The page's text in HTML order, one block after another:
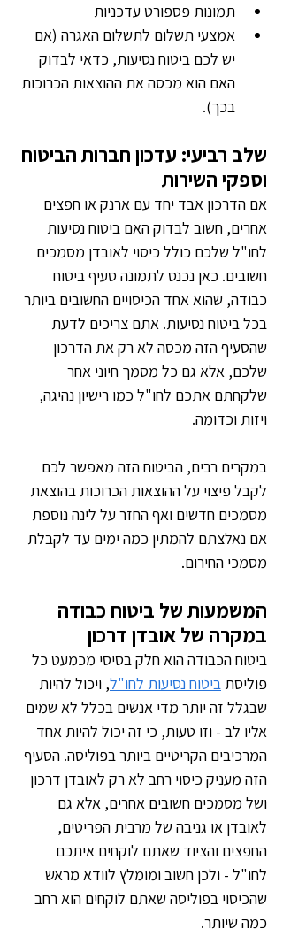
תמונות פספורט עדכניות
אמצעי תשלום לתשלום האגרה (אם
יש לכם ביטוח נסיעות, כדאי לבדוק
האם הוא מכסה את ההוצאות הכרוכות
בכך).
שלב רביעי: עדכון חברות הביטוח
וספקי השירות
אם הדרכון אבד יחד עם ארנק או חפצים
אחרים, חשוב לבדוק האם ביטוח נסיעות
לחו"ל שלכם כולל כיסוי לאובדן מסמכים
חשובים. כאן נכנס לתמונה סעיף ביטוח
כבודה, שהוא אחד הכיסויים החשובים ביותר
בכל ביטוח נסיעות. אתם צריכים לדעת
שהסעיף הזה מכסה לא רק את הדרכון
שלכם, אלא גם כל מסמך חיוני אחר
שלקחתם אתכם לחו"ל כמו רישיון נהיגה,
ויזות וכדומה.
במקרים רבים, הביטוח הזה מאפשר לכם
לקבל פיצוי על ההוצאות הכרוכות בהוצאת
מסמכים חדשים ואף החזר על לינה נוספת
אם נאלצתם להמתין כמה ימים עד לקבלת
מסמכי החירום.
המשמעות של ביטוח כבודה
במקרה של אובדן דרכון
ביטוח הכבודה הוא חלק בסיסי מכמעט כל
פוליסת ביטוח נסיעות לחו"ל, ויכול להיות
שבגלל זה יותר מדי אנשים בכלל לא שמים
אליו לב - וזו טעות, כי זה יכול להיות אחד
המרכיבים הקריטיים ביותר בפוליסה. הסעיף
הזה מעניק כיסוי רחב לא רק לאובדן דרכון
ושל מסמכים חשובים אחרים, אלא גם
לאובדן או גניבה של מרבית הפריטים,
החפצים והציוד שאתם לוקחים איתכם
לחו"ל - ולכן חשוב ומומלץ לוודא מראש
שהכיסוי בפוליסה שאתם לוקחים הוא רחב
כמה שיותר.